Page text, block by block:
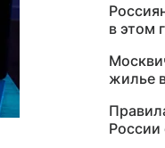
в этом
жилье
России